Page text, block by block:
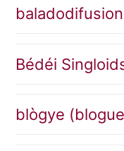
baladodifusion
Bédéi
blògye